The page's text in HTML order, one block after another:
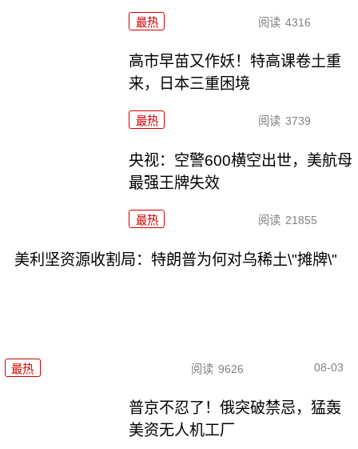
最热 阅读 4316
高市早苗又作妖！特高课卷土重
来，日本三重困境
最热 阅读 3739
央视：空警600横空出世，美航母
最强王牌失效
最热 阅读 21855
美利坚资源收割局：特朗普为何对乌稀土\"摊牌\"
最热 阅读 9626 08-03
普京不忍了！俄突破禁忌，猛轰
美资无人机工厂